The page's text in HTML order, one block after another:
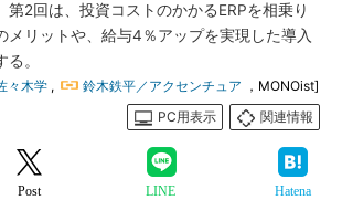
第2回は、投資コストのかかるERPを相乗り
メリットや、給与4％アップを実現した導入
。
々木学 , 鈴木鉄平／アクセンチュア ，MONOist]
PC用表示
関連情報
Post LINE Hatena